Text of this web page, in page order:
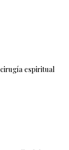
espiritual